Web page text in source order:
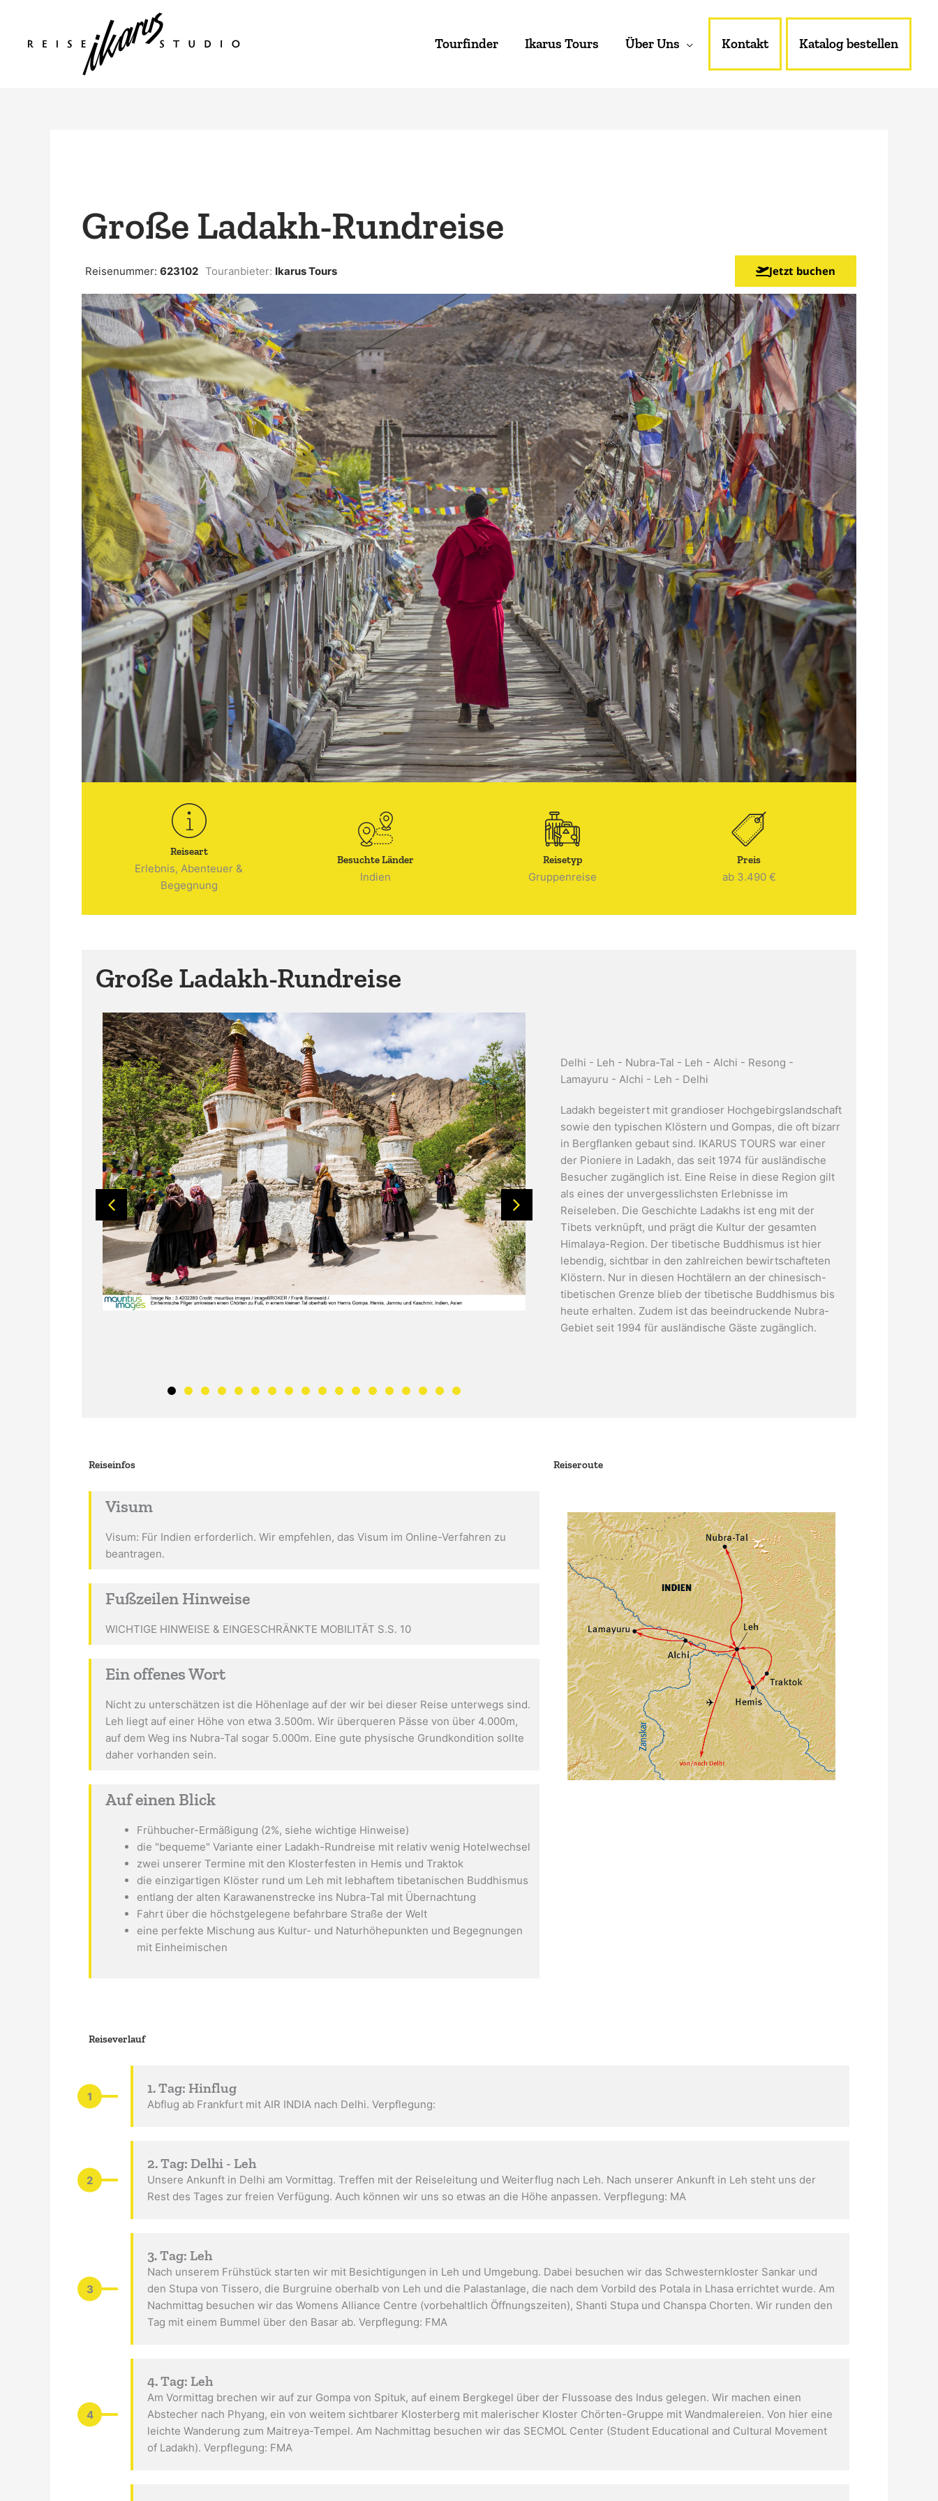
springen
Tourfinder Ikarus Tours Über Uns Kontakt Katalog bestellen
Große Ladakh-Rundreise
Reisenummer: 623102 Touranbieter: Ikarus Tours Jetzt buchen
Reiseart
Erlebnis, Abenteuer &
Begegnung
Besuchte Länder
Indien
Reisetyp
Gruppenreise
Preis
ab 3.490 €
Große Ladakh-Rundreise
Drei farbige Stupas bei Leh
Delhi - Leh - Nubra-Tal - Leh - Alchi - Resong -
Lamayuru - Alchi - Leh - Delhi
Ladakh begeistert mit grandioser Hochgebirgslandschaft
sowie den typischen Klöstern und Gompas, die oft bizarr
in Bergflanken gebaut sind. IKARUS TOURS war einer
der Pioniere in Ladakh, das seit 1974 für ausländische
Besucher zugänglich ist. Eine Reise in diese Region gilt
als eines der unvergesslichsten Erlebnisse im
Reiseleben. Die Geschichte Ladakhs ist eng mit der
Tibets verknüpft, und prägt die Kultur der gesamten
Himalaya-Region. Der tibetische Buddhismus ist hier
lebendig, sichtbar in den zahlreichen bewirtschafteten
Klöstern. Nur in diesen Hochtälern an der chinesisch-
tibetischen Grenze blieb der tibetische Buddhismus bis
heute erhalten. Zudem ist das beeindruckende Nubra-
Gebiet seit 1994 für ausländische Gäste zugänglich.
Reiseinfos
Visum
Visum: Für Indien erforderlich. Wir empfehlen, das Visum im Online-Verfahren zu
beantragen.
Fußzeilen Hinweise
WICHTIGE HINWEISE & EINGESCHRÄNKTE MOBILITÄT S.S. 10
Ein offenes Wort
Nicht zu unterschätzen ist die Höhenlage auf der wir bei dieser Reise unterwegs sind.
Leh liegt auf einer Höhe von etwa 3.500m. Wir überqueren Pässe von über 4.000m,
auf dem Weg ins Nubra-Tal sogar 5.000m. Eine gute physische Grundkondition sollte
daher vorhanden sein.
Auf einen Blick
Frühbucher-Ermäßigung (2%, siehe wichtige Hinweise)
die "bequeme" Variante einer Ladakh-Rundreise mit relativ wenig Hotelwechsel
zwei unserer Termine mit den Klosterfesten in Hemis und Traktok
die einzigartigen Klöster rund um Leh mit lebhaftem tibetanischen Buddhismus
entlang der alten Karawanenstrecke ins Nubra-Tal mit Übernachtung
Fahrt über die höchstgelegene befahrbare Straße der Welt
eine perfekte Mischung aus Kultur- und Naturhöhepunkten und Begegnungen
mit Einheimischen
Reiseroute
Reiseverlauf
1 1. Tag: Hinflug
Abflug ab Frankfurt mit AIR INDIA nach Delhi. Verpflegung:
2
2. Tag: Delhi - Leh
Unsere Ankunft in Delhi am Vormittag. Treffen mit der Reiseleitung und Weiterflug nach Leh. Nach unserer Ankunft in Leh steht uns der
Rest des Tages zur freien Verfügung. Auch können wir uns so etwas an die Höhe anpassen. Verpflegung: MA
3
3. Tag: Leh
Nach unserem Frühstück starten wir mit Besichtigungen in Leh und Umgebung. Dabei besuchen wir das Schwesternkloster Sankar und
den Stupa von Tissero, die Burgruine oberhalb von Leh und die Palastanlage, die nach dem Vorbild des Potala in Lhasa errichtet wurde. Am
Nachmittag besuchen wir das Womens Alliance Centre (vorbehaltlich Öffnungszeiten), Shanti Stupa und Chanspa Chorten. Wir runden den
Tag mit einem Bummel über den Basar ab. Verpflegung: FMA
4
4. Tag: Leh
Am Vormittag brechen wir auf zur Gompa von Spituk, auf einem Bergkegel über der Flussoase des Indus gelegen. Wir machen einen
Abstecher nach Phyang, ein von weitem sichtbarer Klosterberg mit malerischer Kloster Chörten-Gruppe mit Wandmalereien. Von hier eine
leichte Wanderung zum Maitreya-Tempel. Am Nachmittag besuchen wir das SECMOL Center (Student Educational and Cultural Movement
of Ladakh). Verpflegung: FMA